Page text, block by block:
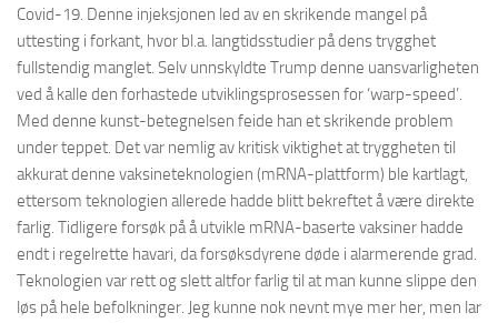
Covid-19. Denne injeksjonen led av en skrikende mangel på
uttesting i forkant, hvor bl.a. langtidsstudier på dens trygghet
fullstendig manglet. Selv unnskyldte Trump denne uansvarligheten
ved å kalle den forhastede utviklingsprosessen for ‘warp-speed’.
Med denne kunst-betegnelsen feide han et skrikende problem
under teppet. Det var nemlig av kritisk viktighet at tryggheten til
akkurat denne vaksineteknologien (mRNA-plattform) ble kartlagt,
ettersom teknologien allerede hadde blitt bekreftet å være direkte
farlig. Tidligere forsøk på å utvikle mRNA-baserte vaksiner hadde
endt i regelrette havari, da forsøksdyrene døde i alarmerende grad.
Teknologien var rett og slett altfor farlig til at man kunne slippe den
løs på hele befolkninger. Jeg kunne nok nevnt mye mer her, men lar